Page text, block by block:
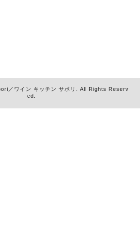
／ワイン キッチン サボリ
. All Rights Reserv
ed.